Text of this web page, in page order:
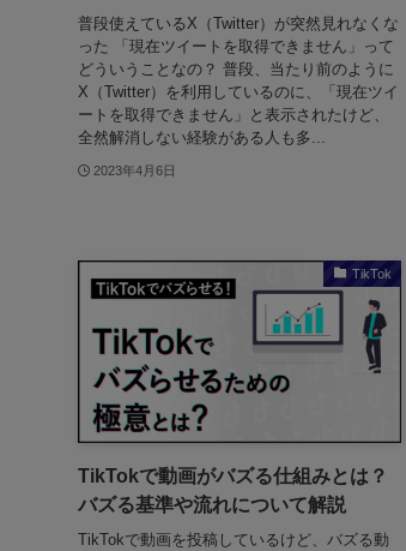
普段使えているX（Twitter）が突然見れなくな
った 「現在ツイートを取得できません」って
どういうことなの？ 普段、当たり前のように
X（Twitter）を利用しているのに、「現在ツイ
ートを取得できません」と表示されたけど、
全然解消しない経験がある人も多...
2023年4月6日
TikTok
TikTokで動画がバズる仕組みとは？
バズる基準や流れについて解説
TikTokで動画を投稿しているけど、バズる動